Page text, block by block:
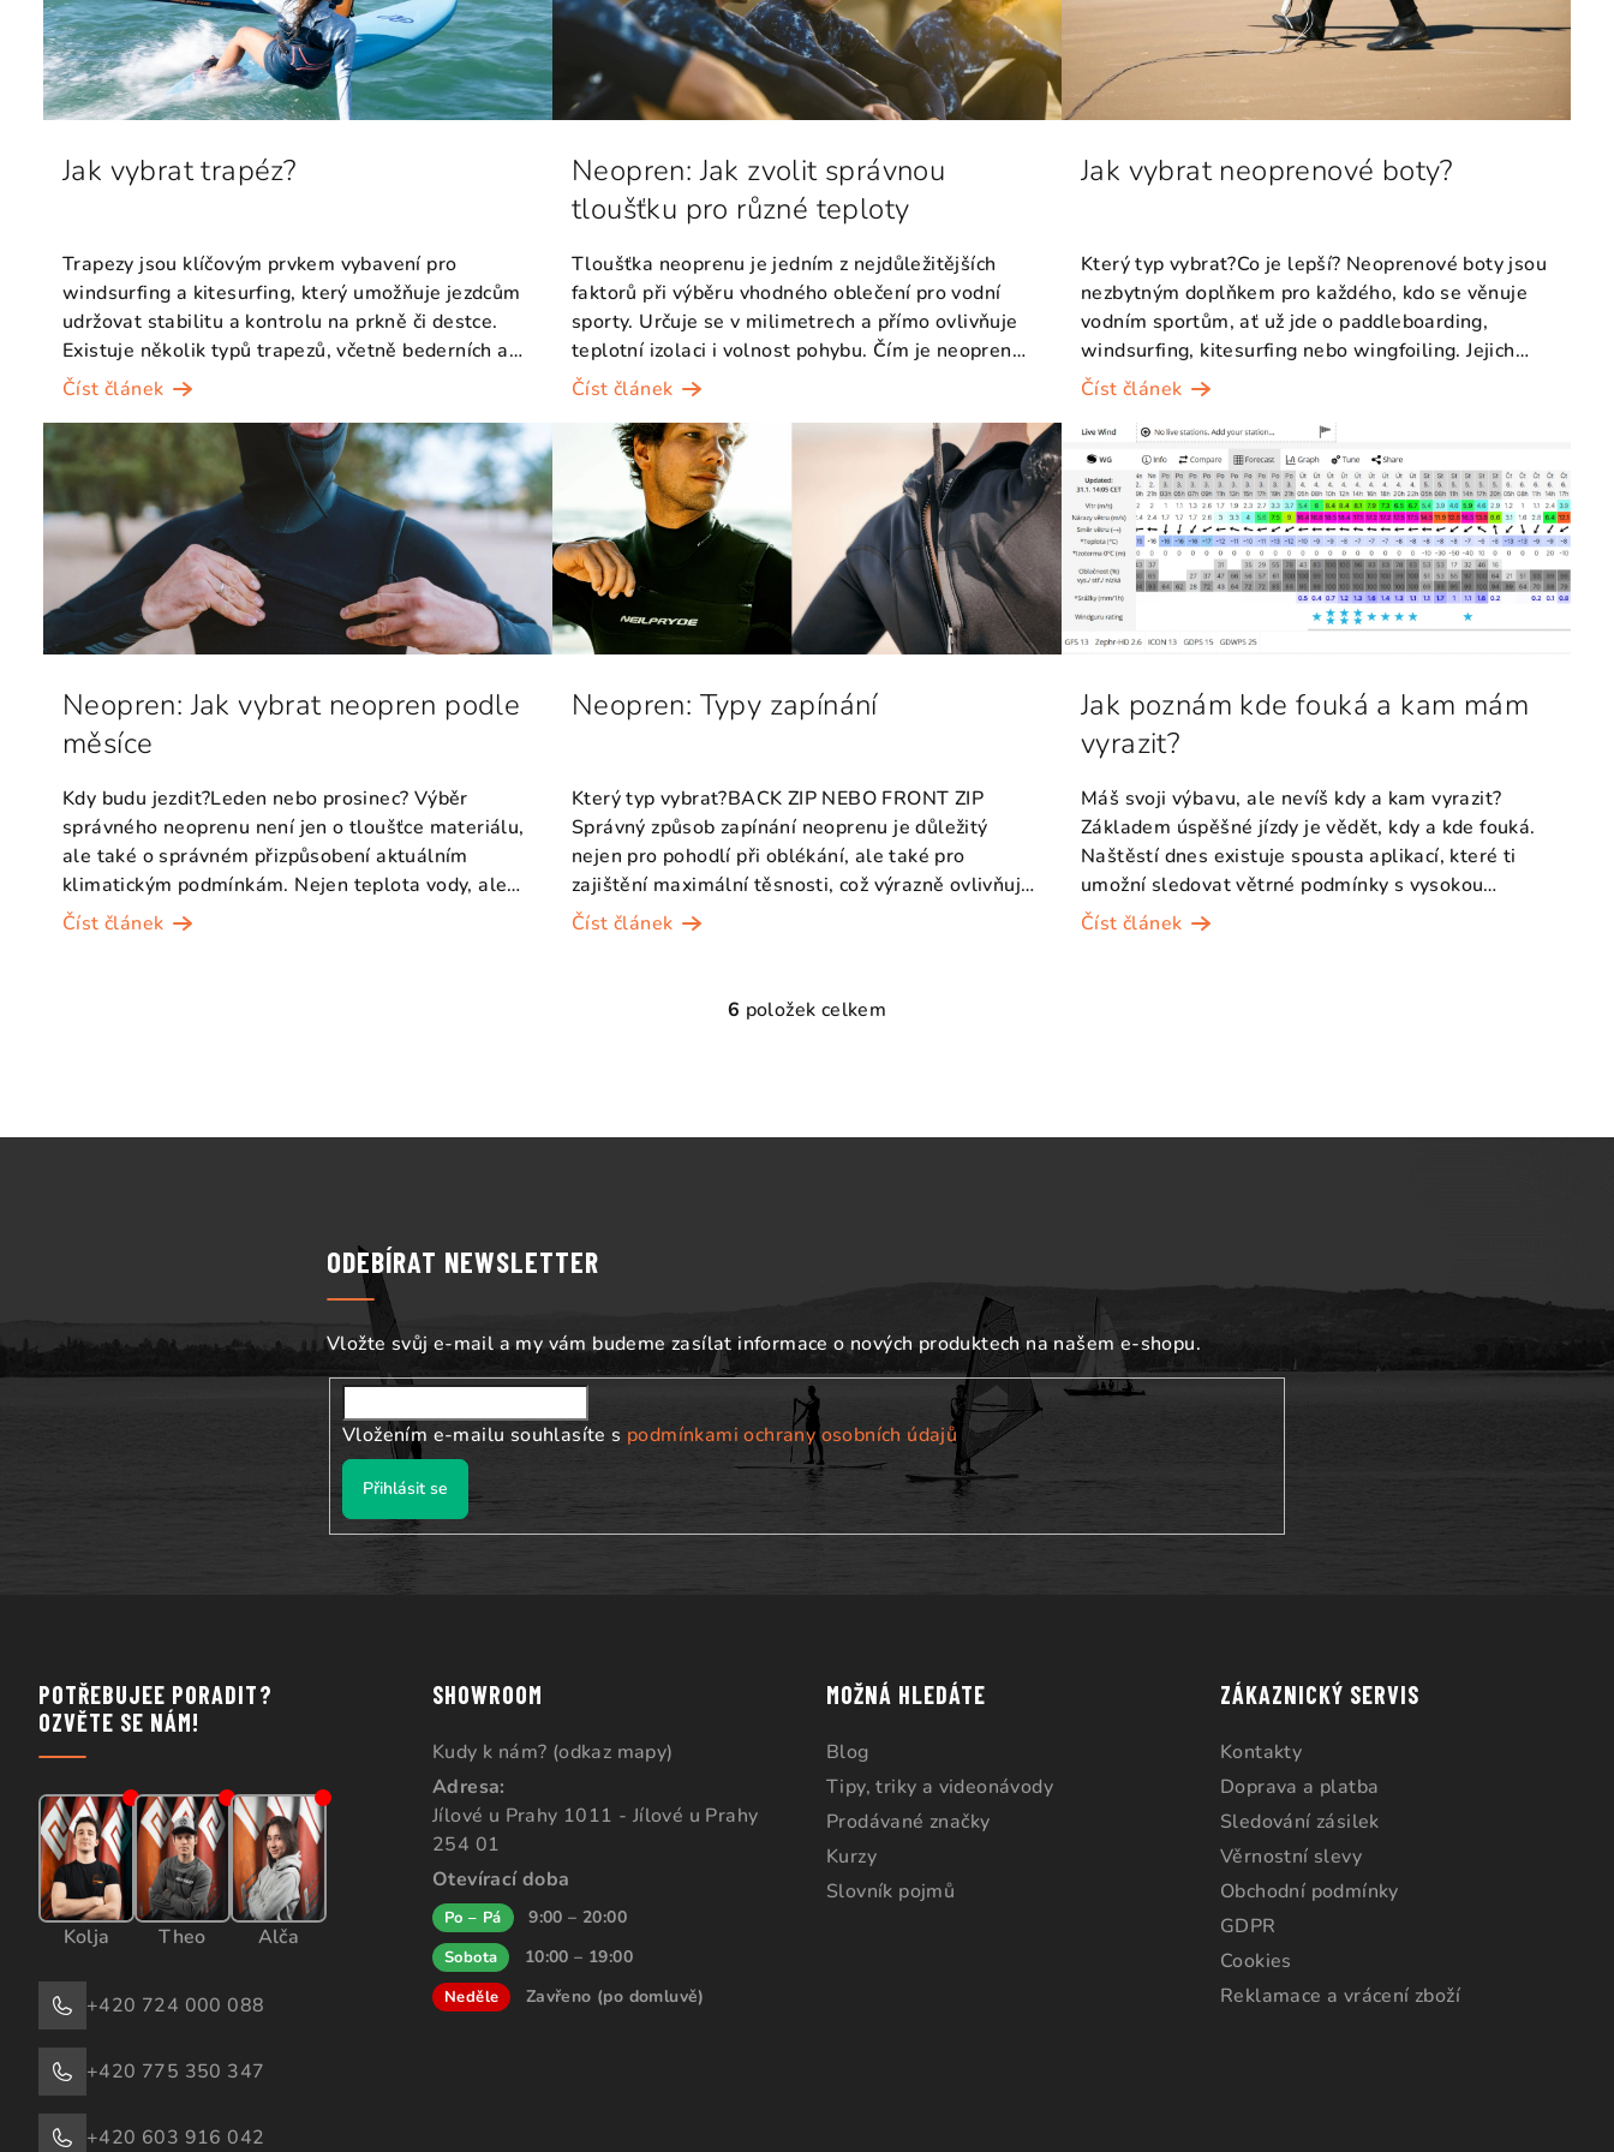
Jak vybrat trapéz?
Trapezy jsou klíčovým prvkem vybavení pro
windsurfing a kitesurfing, který umožňuje jezdcům
udržovat stabilitu a kontrolu na prkně či destce.
Existuje několik typů trapezů, včetně bederních a
sedacích...
Číst článek
Neopren: Jak zvolit správnou
tloušťku pro různé teploty
Tloušťka neoprenu je jedním z nejdůležitějších
faktorů při výběru vhodného oblečení pro vodní
sporty. Určuje se v milimetrech a přímo ovlivňuje
teplotní izolaci i volnost pohybu. Čím je neopren
silněj...
Číst článek
Jak vybrat neoprenové boty?
Který typ vybrat?Co je lepší? Neoprenové boty jsou
nezbytným doplňkem pro každého, kdo se věnuje
vodním sportům, ať už jde o paddleboarding,
windsurfing, kitesurfing nebo wingfoiling. Jejich
hlavním ...
Číst článek
Neopren: Jak vybrat neopren podle
měsíce
Kdy budu jezdit?Leden nebo prosinec? Výběr
správného neoprenu není jen o tloušťce materiálu,
ale také o správném přizpůsobení aktuálním
klimatickým podmínkám. Nejen teplota vody, ale
také vzduchu, ví...
Číst článek
Neopren: Typy zapínání
Který typ vybrat?BACK ZIP NEBO FRONT ZIP
Správný způsob zapínání neoprenu je důležitý
nejen pro pohodlí při oblékání, ale také pro
zajištění maximální těsnosti, což výrazně ovlivňuje
tepelnou izolaci...
Číst článek
Jak poznám kde fouká a kam mám
vyrazit?
Máš svoji výbavu, ale nevíš kdy a kam vyrazit?
Základem úspěšné jízdy je vědět, kdy a kde fouká.
Naštěstí dnes existuje spousta aplikací, které ti
umožní sledovat větrné podmínky s vysokou
přesností....
Číst článek
O
v
k
y
v
ý
p
6 položek celkem
t
í
ODEBÍRAT NEWSLETTER
Vložte svůj e-mail a my vám budeme zasílat informace o nových produktech na našem e-shopu.
Vložením e-mailu souhlasíte s podmínkami ochrany osobních údajů
Přihlásit se
POTŘEBUJEE PORADIT?
OZVĚTE SE NÁM!
Kolja Theo Alča
+420 724 000 088
+420 775 350 347
+420 603 916 042
SHOWROOM
Kudy k nám? (odkaz mapy)
Adresa:
Jílové u Prahy 1011 - Jílové u Prahy
254 01
Otevírací doba
Po – Pá 9:00 – 20:00
Sobota 10:00 – 19:00
Neděle Zavřeno (po domluvě)
MOŽNÁ HLEDÁTE
Blog
Tipy, triky a videonávody
Prodávané značky
Kurzy
Slovník pojmů
ZÁKAZNICKÝ SERVIS
Kontakty
Doprava a platba
Sledování zásilek
Věrnostní slevy
Obchodní podmínky
GDPR
Cookies
Reklamace a vrácení zboží